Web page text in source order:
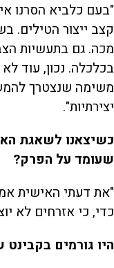
"בעם כלביא הסרנו
קצב ייצור הטילים.
מכה. גם בתעשיות
בכלכלה. נכון, עוד
משימה שנצטרך
יצירתיות".
כשיצאנו לשאגת
שעומד על הפרק?
"את דעתי האישית
כדי, כי אזרחים לא
היו גורמים